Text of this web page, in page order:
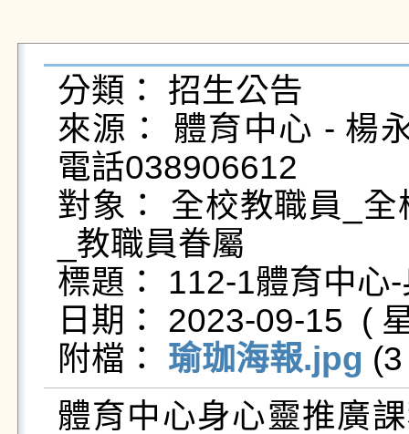
分類： 招生公告
來源： 體育中心 - 楊
電話038906612
對象： 全校教職員_
_教職員眷屬
標題： 112-1體育中心
日期： 2023-09-15  (
附檔： 瑜珈海報.jpg
體育中心身心靈推廣